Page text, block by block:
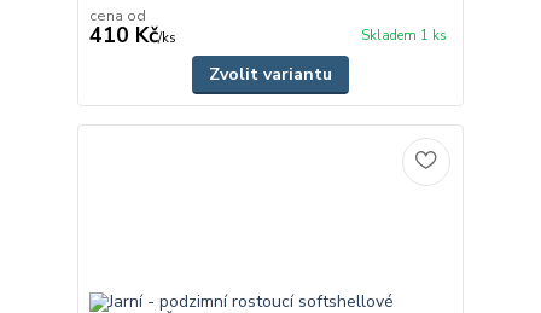
cena od
410 Kč/ks Skladem 1 ks
Zvolit variantu